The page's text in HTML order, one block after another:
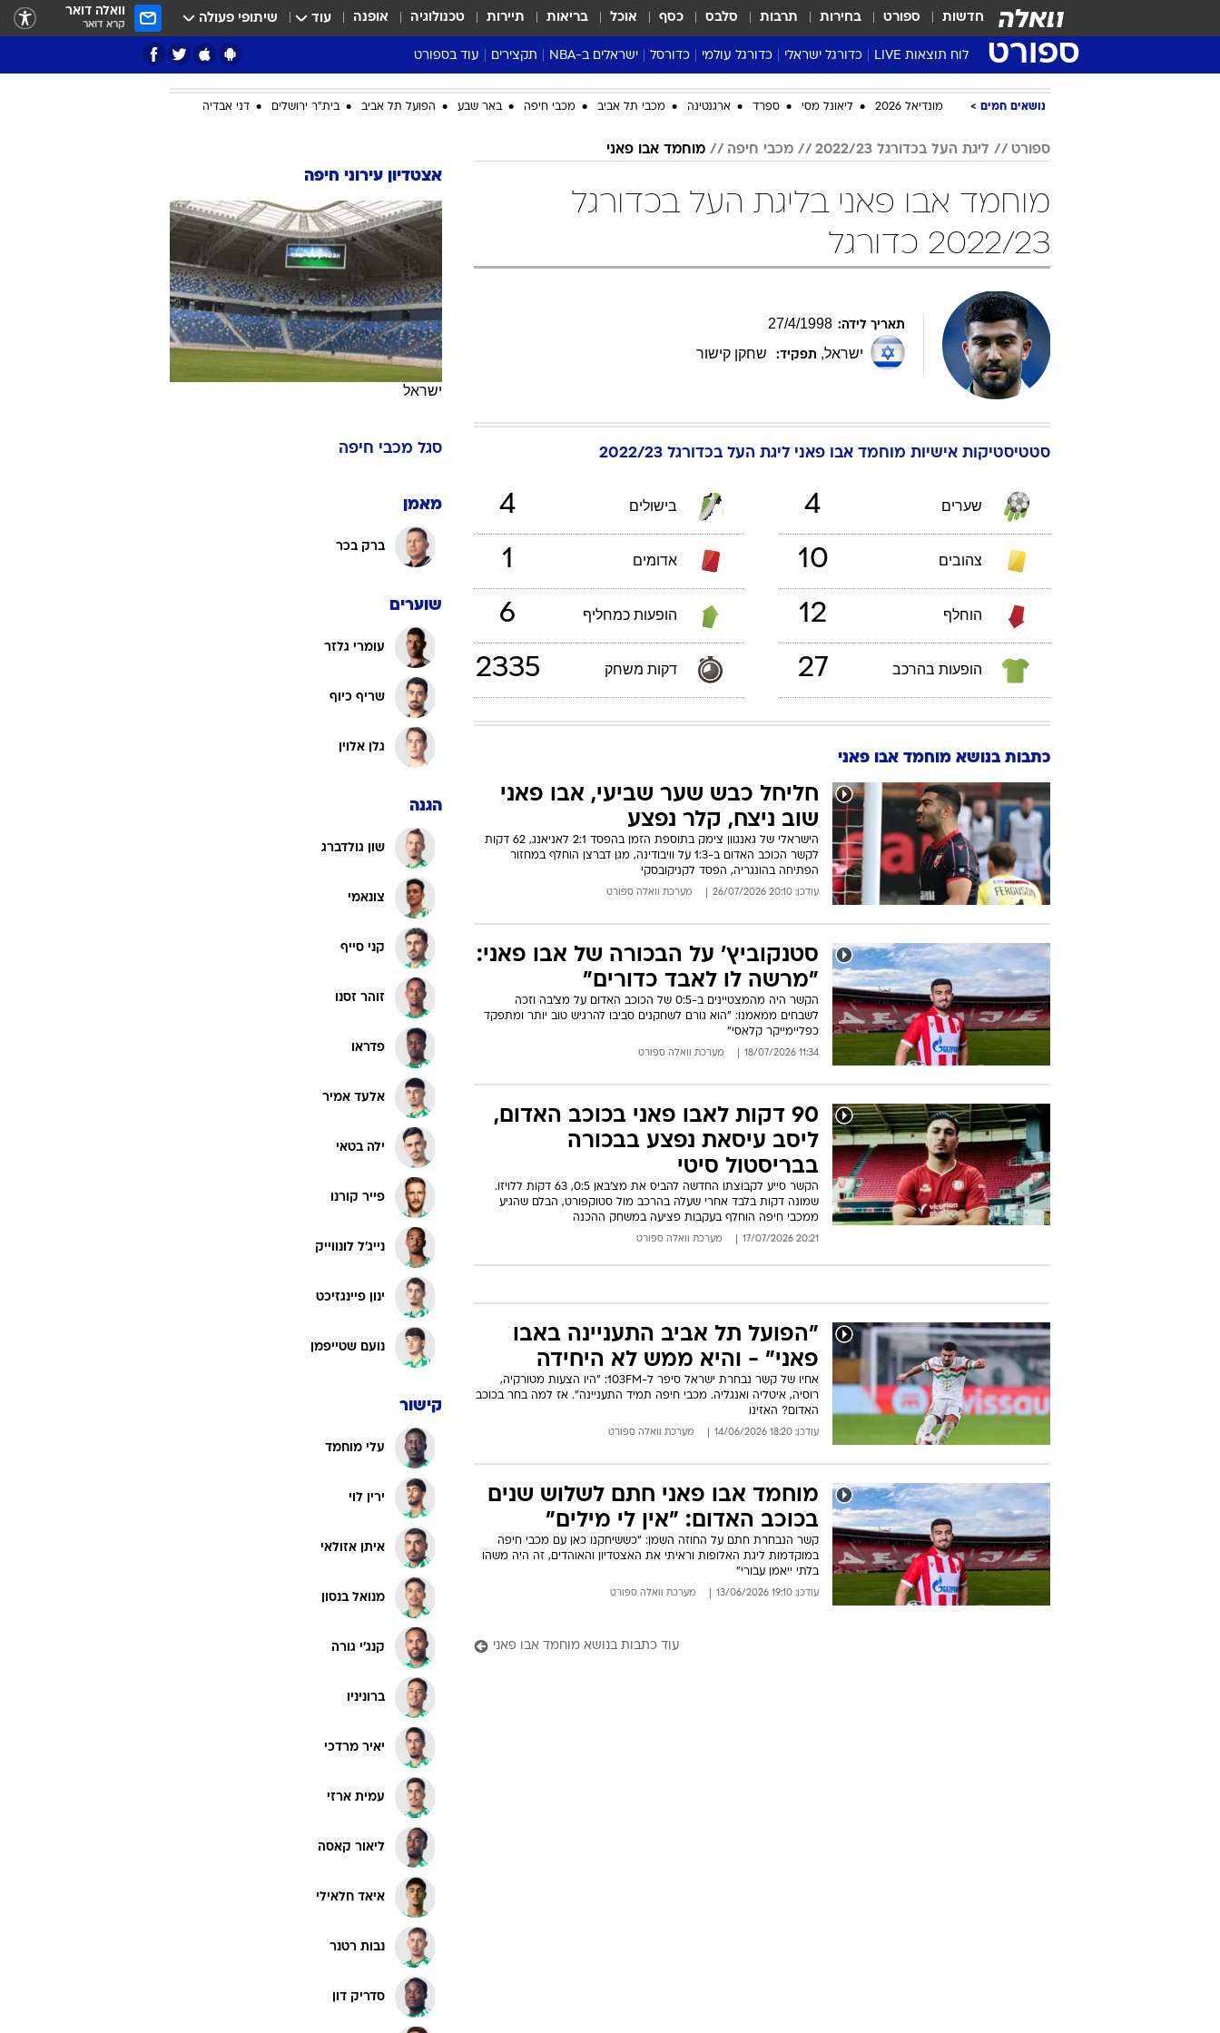
חדשות ספורט בחירות תרבות סלבס כסף אוכל בריאות תיירות טכנולוגיה אופנה עוד שיתופי פעולה וואלה דואר
קרא דואר
ספורט לוח תוצאות LIVE כדורגל ישראלי
ליגת העל Winner
גביע המדינה
שגרירים
ליגה לאומית
כדורגל עולמי
ליגה אנגלית
ליגה איטלקית
ליגה צרפתית
כדורסל
ליגת העל
יורוליג וכדורסל אירופי
נבחרות ישראל בכדורסל
ישראלים ב-NBA
דני אבדיה
תקצירים עוד בספורט
מונדיאל 2026
NBA
פודקאסטים ציון 3
אבא של שבת
מעל הטבעת
סערה בממלכה
טראש טוק
ספורט אמריקאי
לוח שידורים
משרד החוץ
יורו צעירות 2013
גולף
תקצירים
נושאים חמים מונדיאל 2026 ליאונל מסי ספרד ארגנטינה מכבי תל אביב מכבי חיפה באר שבע הפועל תל אביב בית"ר ירושלים דני אבדיה
ספורט ליגת העל בכדורגל 2022/23 מכבי חיפה מוחמד אבו פאני
מוחמד אבו פאני בליגת העל בכדורגל
2022/23 כדורגל
תאריך לידה: 27/4/1998
ישראל, תפקיד: שחקן קישור
סטטיסטיקות אישיות מוחמד אבו פאני ליגת העל בכדורגל 2022/23
שערים 4 בישולים 4
צהובים 10 אדומים 1
הוחלף 12 הופעות כמחליף 6
הופעות בהרכב 27 דקות משחק 2335
כתבות בנושא מוחמד אבו פאני
חליחל כבש שער שביעי, אבו פאני
שוב ניצח, קלר נפצע
הישראלי של גאנגוון צימק בתוספת הזמן בהפסד 2:1 לאניאנג, 62 דקות
לקשר הכוכב האדום ב-1:3 על וויבודינה, מגן דברצן הוחלף במחזור
הפתיחה בהונגריה, הפסד לקניקובסקי
עודכן: 20:10 26/07/2026 מערכת וואלה ספורט
סטנקוביץ' על הבכורה של אבו פאני:
"מרשה לו לאבד כדורים"
הקשר היה מהמצטיינים ב-0:5 של הכוכב האדום על מצ'בה וזכה
לשבחים ממאמנו: "הוא גורם לשחקנים סביבו להרגיש טוב יותר ומתפקד
כפליימייקר קלאסי"
11:34 18/07/2026 מערכת וואלה ספורט
90 דקות לאבו פאני בכוכב האדום,
ליסב עיסאת נפצע בבכורה
בבריסטול סיטי
הקשר סייע לקבוצתו החדשה להביס את מצ'באן 0:5, 63 דקות ללויזו.
שמונה דקות בלבד אחרי שעלה בהרכב מול סטוקפורט, הבלם שהגיע
ממכבי חיפה הוחלף בעקבות פציעה במשחק ההכנה
20:21 17/07/2026 מערכת וואלה ספורט
"הפועל תל אביב התעניינה באבו
פאני" - והיא ממש לא היחידה
אחיו של קשר נבחרת ישראל סיפר ל-103FM: "היו הצעות מטורקיה,
רוסיה, איטליה ואנגליה. מכבי חיפה תמיד התעניינה". אז למה בחר בכוכב
האדום? האזינו
עודכן: 18:20 14/06/2026 מערכת וואלה ספורט
מוחמד אבו פאני חתם לשלוש שנים
בכוכב האדום: "אין לי מילים"
קשר הנבחרת חתם על החוזה השמן: "כששיחקנו כאן עם מכבי חיפה
במוקדמות ליגת האלופות וראיתי את האצטדיון והאוהדים, זה היה משהו
בלתי ייאמן עבורי"
עודכן: 19:10 13/06/2026 מערכת וואלה ספורט
עוד כתבות בנושא מוחמד אבו פאני
אצטדיון עירוני חיפה
ישראל
סגל מכבי חיפה
מאמן
ברק בכר
שוערים
עומרי גלזר
שריף כיוף
גלן אלוין
הגנה
שון גולדברג
צונאמי
קני סייף
זוהר זסנו
פדראו
אלעד אמיר
ילה בטאי
פייר קורנו
נייג'ל לונווייק
ינון פיינגזיכט
נועם שטייפמן
קישור
עלי מוחמד
ירין לוי
איתן אזולאי
מנואל בנסון
קנג'י גורה
ברוניניו
יאיר מרדכי
עמית ארזי
ליאור קאסה
איאד חלאילי
נבות רטנר
סדריק דון